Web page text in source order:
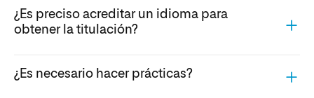
¿Es preciso acreditar un idioma para
obtener la titulación?
¿Es necesario hacer prácticas?